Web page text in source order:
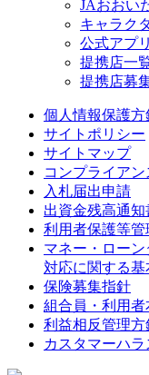
JAおおい
キャラク
公式アプリ
提携店一
提携店募
個人情報保護方
サイトポリシー
サイトマップ
コンプライア
入札届出申請
出資金残高通知
利用者保護等管
マネー・ロー
対応に関する基
保険募集指針
組合員・利用
利益相反管理方
カスタマーハ